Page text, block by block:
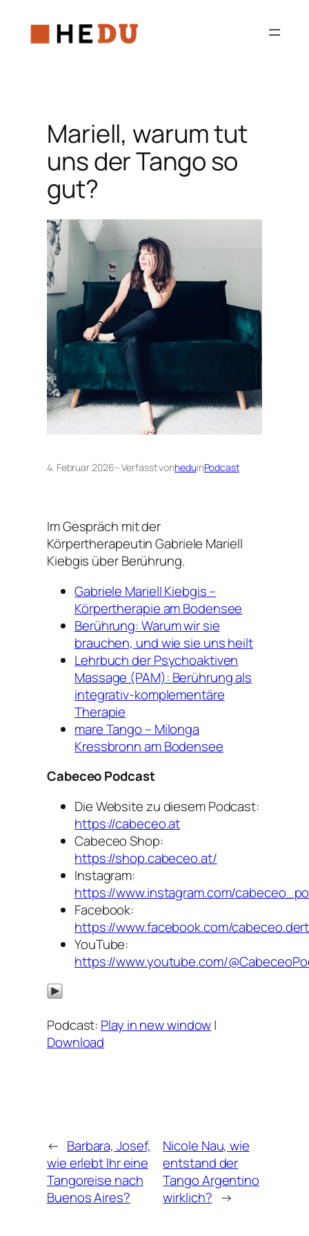
Inhalt
springen
Mariell, warum tut
uns der Tango so
gut?
4. Februar 2026– Verfasst vonheduinPodcast
Im Gespräch mit der
Körpertherapeutin Gabriele Mariell
Kiebgis über Berührung.
Gabriele Mariell Kiebgis –
Körpertherapie am Bodensee
Berührung: Warum wir sie
brauchen, und wie sie uns heilt
Lehrbuch der Psychoaktiven
Massage (PAM): Berührung als
integrativ-komplementäre
Therapie
mare Tango – Milonga
Kressbronn am Bodensee
Cabeceo Podcast
Die Website zu diesem Podcast:
https://cabeceo.at
Cabeceo Shop:
https://shop.cabeceo.at/
Instagram:
https://www.instagram.com/
Facebook:
https://www.facebook.com/
YouTube:
https://www.youtube.com/
Podcast: Play in new window|
Download
← Barbara, Josef,
wie erlebt Ihr eine
Tangoreise nach
Buenos Aires?
Nicole Nau, wie
entstand der
Tango Argentino
wirklich? →